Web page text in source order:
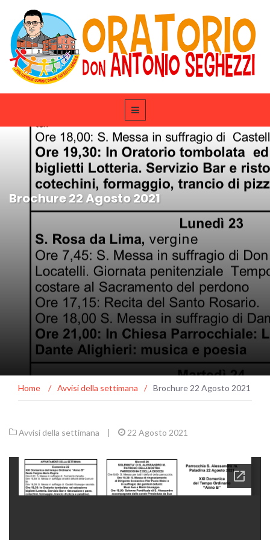
Brochure 22 Agosto 2021
Home / Avvisi della settimana / Brochure 22 Agosto 2021
Avvisi della settimana | 22 Agosto 2021